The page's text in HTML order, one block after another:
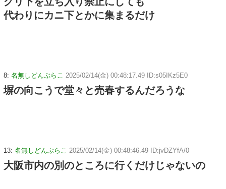
代わりにカニ下とかに集まるだけ
8: 名無しどんぶらこ 2025/02/14(金) 00:48:17.49 ID:s05IKz5E0
塀の向こうで堂々と売春するんだろうな
13: 名無しどんぶらこ 2025/02/14(金) 00:48:46.49 ID:jvDZYfA/0
大阪市内の別のところに行くだけじゃないの